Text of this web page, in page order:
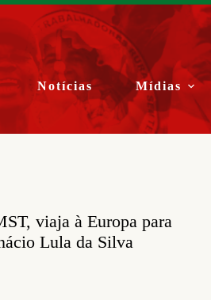
Notícias Mídias
viaja à Europa para
Lula da Silva